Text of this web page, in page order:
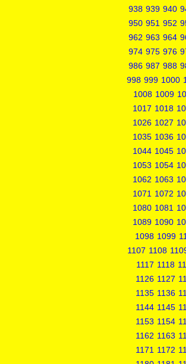
938 939 940
950 951 952
962 963 964
974 975 976
986 987 988
998 999 1000
1008 1009
1017 1018
1026 1027
1035 1036
1044 1045
1053 1054
1062 1063
1071 1072
1080 1081
1089 1090
1098 1099
1107 1108
1117 1118
1126 1127
1135 1136
1144 1145
1153 1154
1162 1163
1171 1172